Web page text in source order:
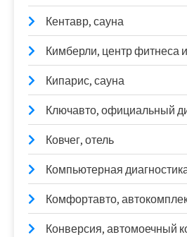
Кентавр, сауна
Кимберли, центр фитнеса
Кипарис, сауна
Ключавто, официальный
Ковчег, отель
Компьютерная
Комфортавто,
Конверсия, автомоечный